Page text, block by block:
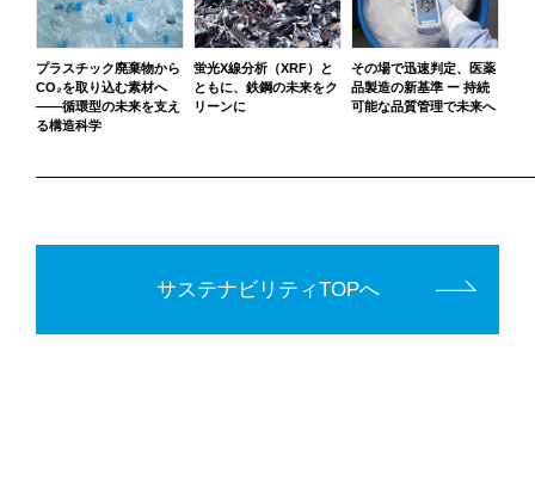
プラスチック廃棄物から
CO₂を取り込む素材へ
――循環型の未来を支え
る構造科学
蛍光X線分析（XRF）と
ともに、鉄鋼の未来をク
リーンに
その場で迅速判定、医薬
品製造の新基準 ー 持続
可能な品質管理で未来へ
サステナビリティ